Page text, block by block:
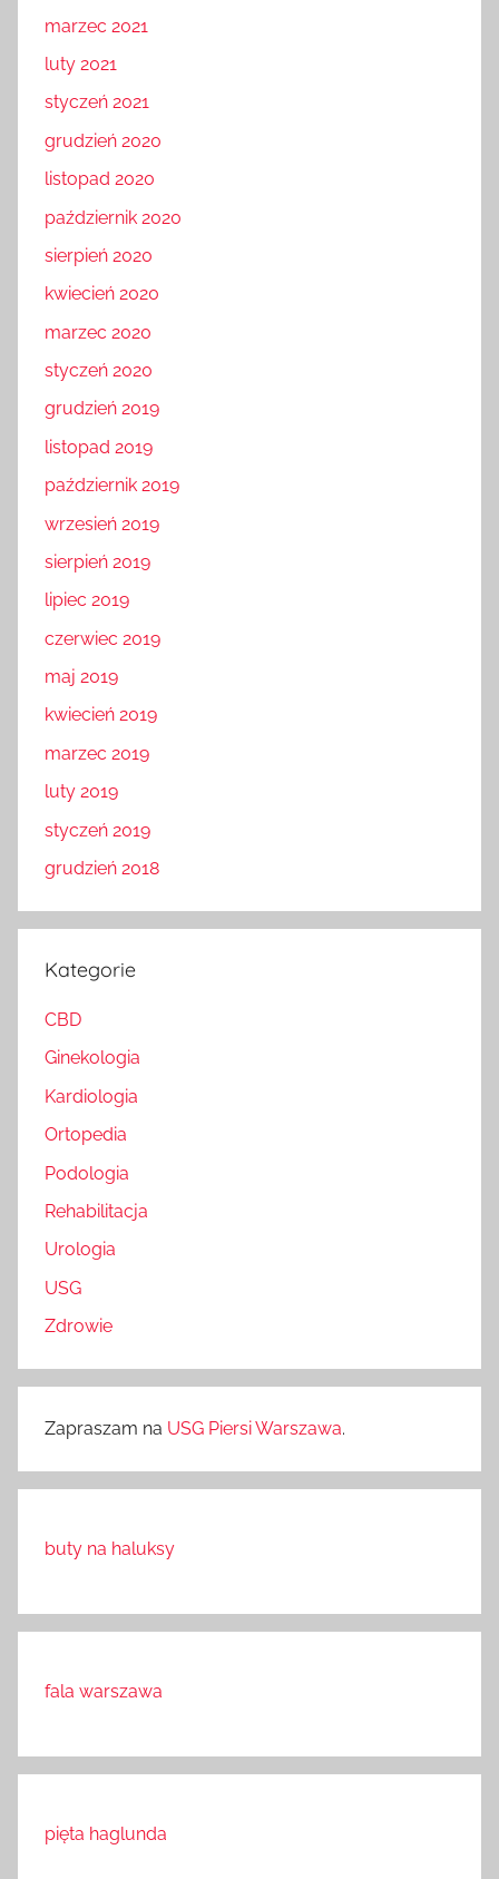
marzec 2021
luty 2021
styczeń 2021
grudzień 2020
listopad 2020
październik 2020
sierpień 2020
kwiecień 2020
marzec 2020
styczeń 2020
grudzień 2019
listopad 2019
październik 2019
wrzesień 2019
sierpień 2019
lipiec 2019
czerwiec 2019
maj 2019
kwiecień 2019
marzec 2019
luty 2019
styczeń 2019
grudzień 2018
Kategorie
CBD
Ginekologia
Kardiologia
Ortopedia
Podologia
Rehabilitacja
Urologia
USG
Zdrowie
Zapraszam na USG Piersi Warszawa.
buty na haluksy
fala warszawa
pięta haglunda